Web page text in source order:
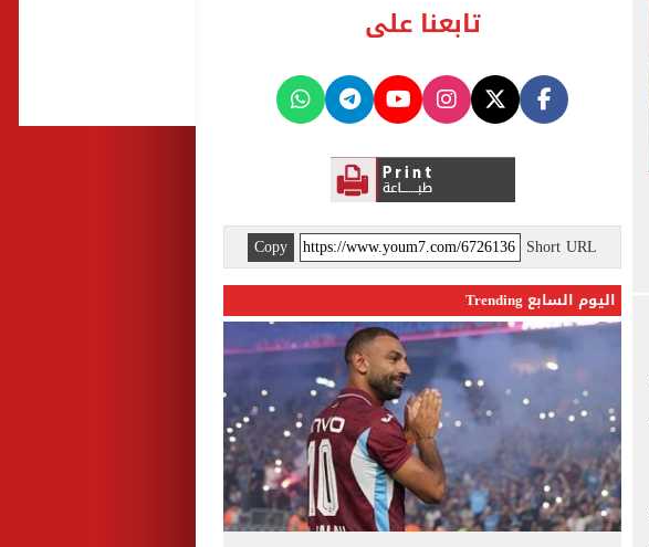
تابعنا على
Short URL
Copy
اليوم السابع Trending